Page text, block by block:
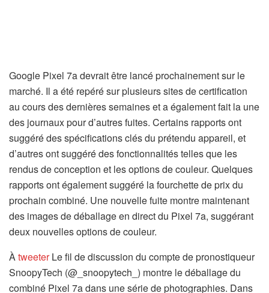
Google Pixel 7a devrait être lancé prochainement sur le
marché. Il a été repéré sur plusieurs sites de certification
au cours des dernières semaines et a également fait la une
des journaux pour d’autres fuites. Certains rapports ont
suggéré des spécifications clés du prétendu appareil, et
d’autres ont suggéré des fonctionnalités telles que les
rendus de conception et les options de couleur. Quelques
rapports ont également suggéré la fourchette de prix du
prochain combiné. Une nouvelle fuite montre maintenant
des images de déballage en direct du Pixel 7a, suggérant
deux nouvelles options de couleur.
ÀtweeterLe fil de discussion du compte de pronostiqueur
SnoopyTech (@_snoopytech_) montre le déballage du
combiné Pixel 7a dans une série de photographies. Dans